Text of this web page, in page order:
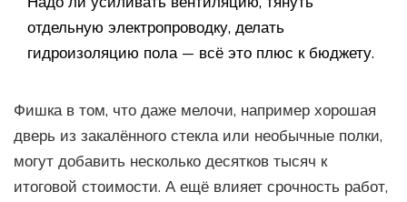
отдельную электропроводку, делать
гидроизоляцию пола — всё это плюс к бюджету.
Фишка в том, что даже мелочи, например хорошая
дверь из закалённого стекла или необычные полки,
могут добавить несколько десятков тысяч к
итоговой стоимости. А ещё влияет срочность работ,